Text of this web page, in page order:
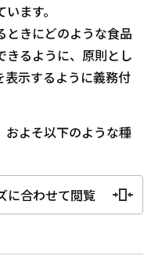
ます。
きにどのような食品
きるように、原則とし
表示するように義務付
よそ以下のような種
に合わせて閲覧